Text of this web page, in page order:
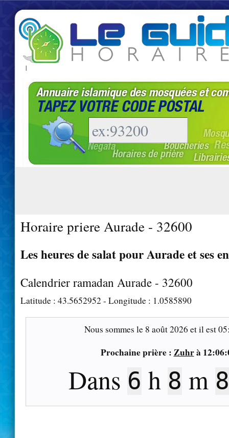
|
Horaire priere Aurade - 32600
Les heures de salat pour Aurade et ses
Calendrier ramadan Aurade - 32600
Latitude : 43.5652952 - Longitude : 1.0585890
Nous sommes le 8 août 2026 et il est
Prochaine prière : Zuhrà
Dans 6 h 8 m 7